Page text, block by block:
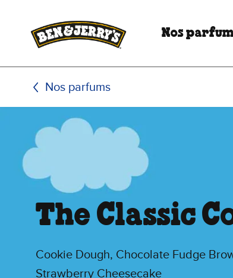
Nos
Nos parfums
The Classic
Cookie Dough, Chocolate Fudge
Strawberry Cheesecake